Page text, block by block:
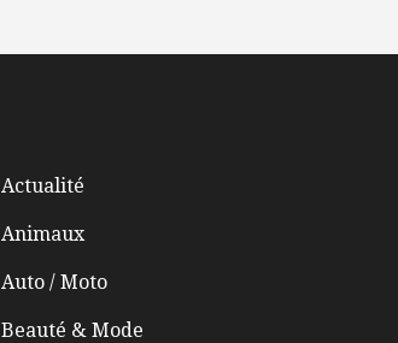
Actualité
Animaux
Auto / Moto
Beauté & Mode